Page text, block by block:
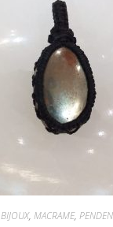
BIJOUX, MACRAME,